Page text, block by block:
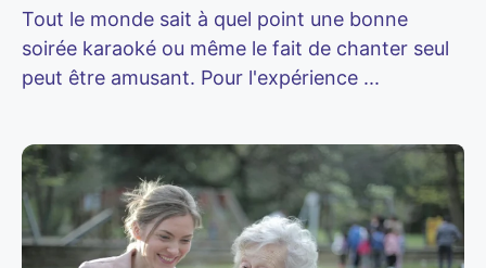
Tout le monde sait à quel point une bonne
soirée karaoké ou même le fait de chanter seul
peut être amusant. Pour l'expérience ...